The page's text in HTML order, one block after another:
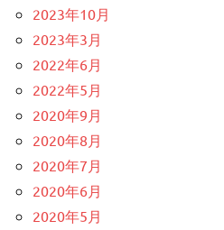
2023年10月
2023年3月
2022年6月
2022年5月
2020年9月
2020年8月
2020年7月
2020年6月
2020年5月